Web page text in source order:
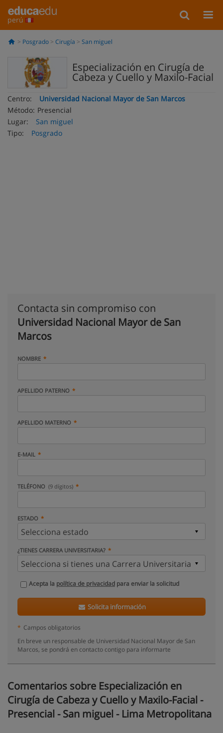
perú
Posgrado Cirugía San miguel
Especialización en Cirugía de
Cabeza y Cuello y Maxilo-Facial
Centro:
Universidad Nacional Mayor de San Marcos
Método: Presencial
Lugar:
San miguel
Tipo:
Posgrado
Contacta sin compromiso con
Universidad Nacional Mayor de San
Marcos
NOMBRE
APELLIDO PATERNO
APELLIDO MATERNO
E-MAIL
TELÉFONO (9 dígitos)
ESTADO
¿TIENES CARRERA UNIVERSITARIA?
Acepta la política de privacidad para enviar la solicitud
Solicita información
* Campos obligatorios
En breve un responsable de Universidad Nacional Mayor de San
Marcos, se pondrá en contacto contigo para informarte
Comentarios sobre Especialización en
Cirugía de Cabeza y Cuello y Maxilo-Facial -
Presencial - San miguel - Lima Metropolitana